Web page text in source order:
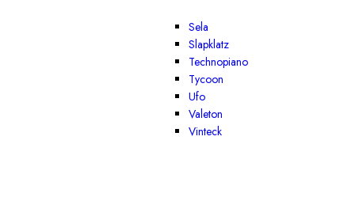
Sela
Slapklatz
Technopiano
Tycoon
Ufo
Valeton
Vinteck